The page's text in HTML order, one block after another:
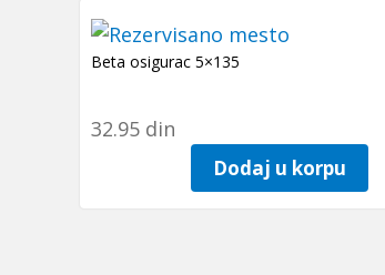
Beta osigurac 5×135
32.95 din
Dodaj u korpu